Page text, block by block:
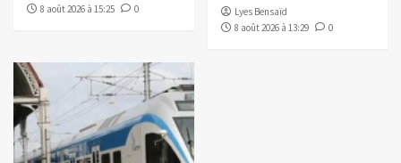
8 août 2026 à 15:25
0
Lyes Bensaïd
8 août 2026 à 13:29
0